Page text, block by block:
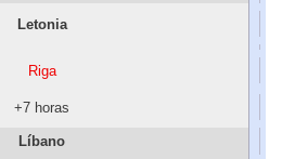
Letonia
Riga
+7 horas
Líbano